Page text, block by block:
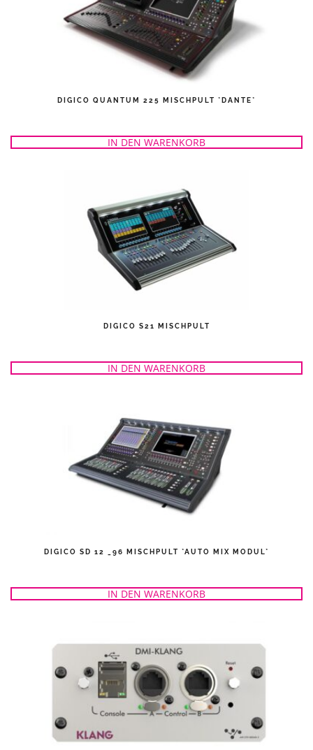
DIGICO QUANTUM 225 MISCHPULT *DANTE*
IN DEN WARENKORB
DIGICO S21 MISCHPULT
IN DEN WARENKORB
DIGICO SD 12 _96 MISCHPULT *AUTO MIX MODUL*
IN DEN WARENKORB